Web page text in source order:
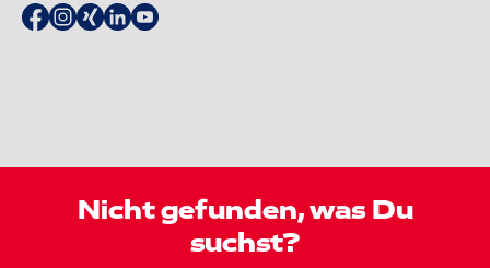
Nicht gefunden, was Du
suchst?